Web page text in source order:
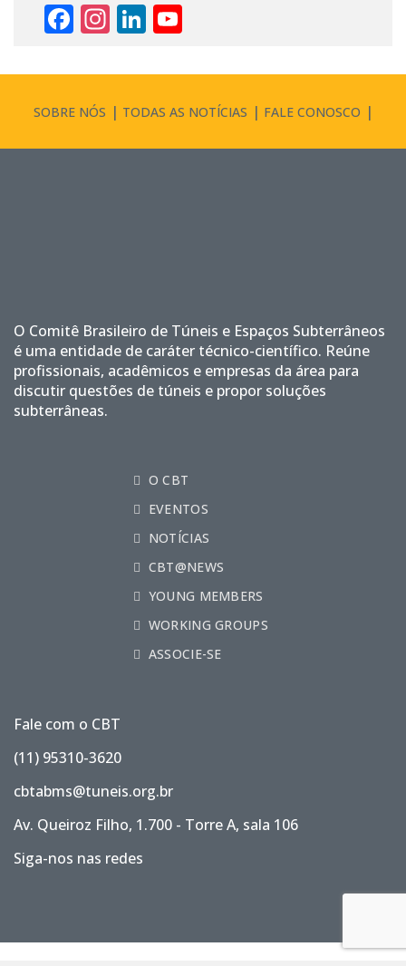
Facebook
Instagram
LinkedIn
SOBRE NÓS TODAS AS NOTÍCIAS FALE CONOSCO
O Comitê Brasileiro de Túneis e Espaços Subterrâneos
é uma entidade de caráter técnico-científico. Reúne
profissionais, acadêmicos e empresas da área para
discutir questões de túneis e propor soluções
subterrâneas.
O CBT
EVENTOS
NOTÍCIAS
CBT@NEWS
YOUNG MEMBERS
WORKING GROUPS
ASSOCIE-SE
Fale com o CBT
(11) 95310-3620
cbtabms@tuneis.org.br
Av. Queiroz Filho, 1.700 - Torre A, sala 106
Siga-nos nas redes